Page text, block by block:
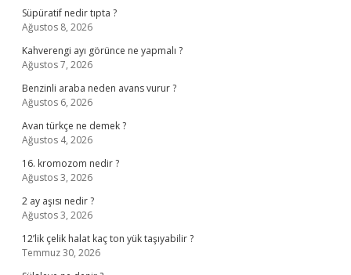
Süpüratif nedir tıpta ?
Ağustos 8, 2026
Kahverengi ayı görünce ne yapmalı ?
Ağustos 7, 2026
Benzinli araba neden avans vurur ?
Ağustos 6, 2026
Avan türkçe ne demek ?
Ağustos 4, 2026
16. kromozom nedir ?
Ağustos 3, 2026
2 ay aşısı nedir ?
Ağustos 3, 2026
12’lik çelik halat kaç ton yük taşıyabilir ?
Temmuz 30, 2026